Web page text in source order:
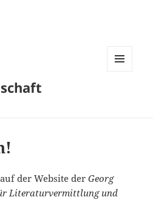
der Website derGeorg
Literaturvermittlung und